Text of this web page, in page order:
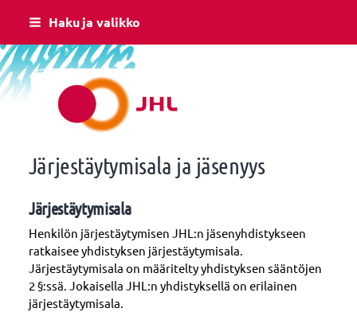
Siirry
sisältöön
Haku ja valikko
Raision JHL
Järjestäytymisala ja jäsenyys
Järjestäytymisala
Henkilön järjestäytymisen JHL:n jäsenyhdistykseen
ratkaisee yhdistyksen järjestäytymisala.
Järjestäytymisala on määritelty yhdistyksen sääntöjen
2 §:ssä. Jokaisella JHL:n yhdistyksellä on erilainen
järjestäytymisala.